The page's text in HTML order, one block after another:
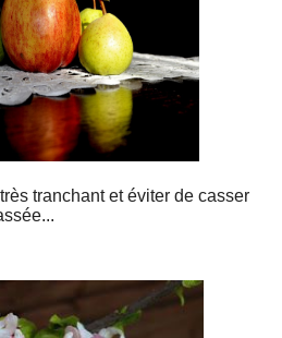
tranchant et éviter de casser